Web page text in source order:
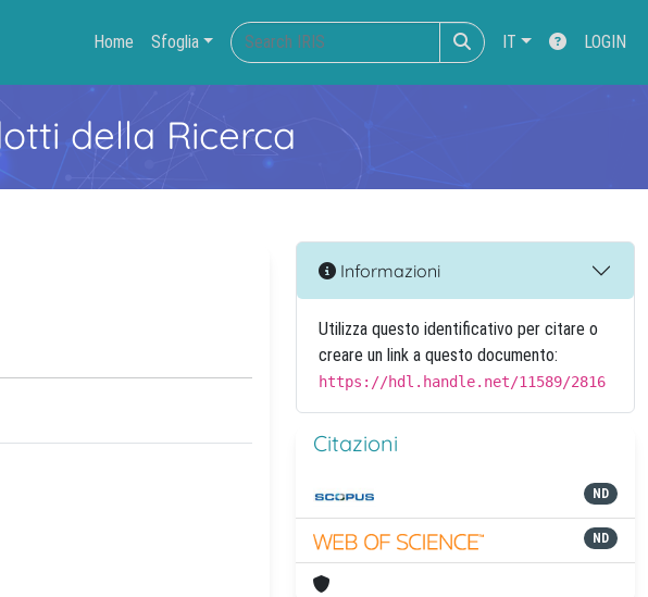
Home Sfoglia IT LOGIN
della Ricerca
Informazioni
Utilizza questo identificativo per citare o
creare un link a questo documento:
https://hdl.handle.net/11589/2816
Citazioni
ND
ND